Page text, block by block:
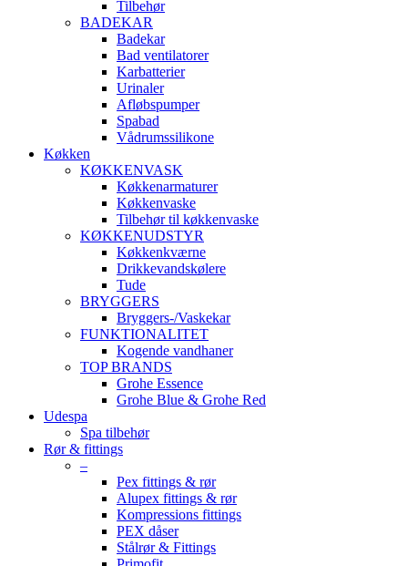
Tilbehør
BADEKAR
Badekar
Bad ventilatorer
Karbatterier
Urinaler
Afløbspumper
Spabad
Vådrumssilikone
Køkken
KØKKENVASK
Køkkenarmaturer
Køkkenvaske
Tilbehør til køkkenvaske
KØKKENUDSTYR
Køkkenkværne
Drikkevandskølere
Tude
BRYGGERS
Bryggers-/Vaskekar
FUNKTIONALITET
Kogende vandhaner
TOP BRANDS
Grohe Essence
Grohe Blue & Grohe Red
Udespa
Spa tilbehør
Rør & fittings
–
Pex fittings & rør
Alupex fittings & rør
Kompressions fittings
PEX dåser
Stålrør & Fittings